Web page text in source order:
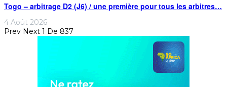
Togo – arbitrage D2 (J6) / une première pour tous les arbitres…
4 Août 2026
Prev Next 1 De 837